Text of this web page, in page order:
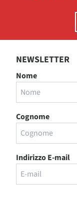
NEWSLETTER
Nome
Cognome
Indirizzo E-mail